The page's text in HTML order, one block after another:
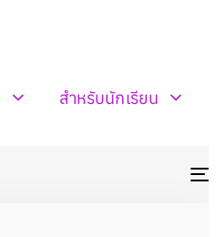
สำหรับนักเรียน